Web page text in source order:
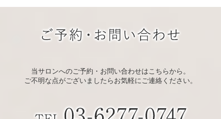
当サロンへのご予約・お問い合わせはこちらから。
ご不明な点がございましたらお気軽にご連絡ください。